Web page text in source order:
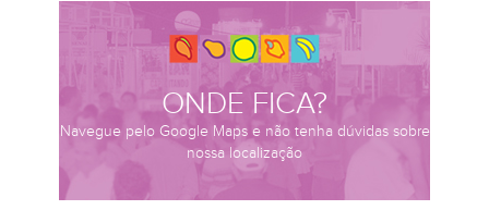
ONDE FICA?
Navegue pelo Google Maps e não tenha dúvidas sobre
nossa localização